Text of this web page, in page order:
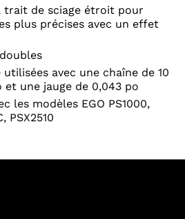
trait de sciage étroit pour
plus précises avec un effet
avec une chaîne de 10
une jauge de 0,043 po
les modèles EGO PS1000,
PSX2510